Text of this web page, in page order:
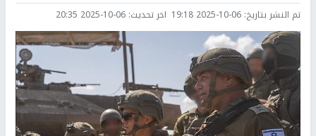
تم النشر بتاريخ: 2025-10-06 19:18 اخر تحديث: 2025-10-06 20:35